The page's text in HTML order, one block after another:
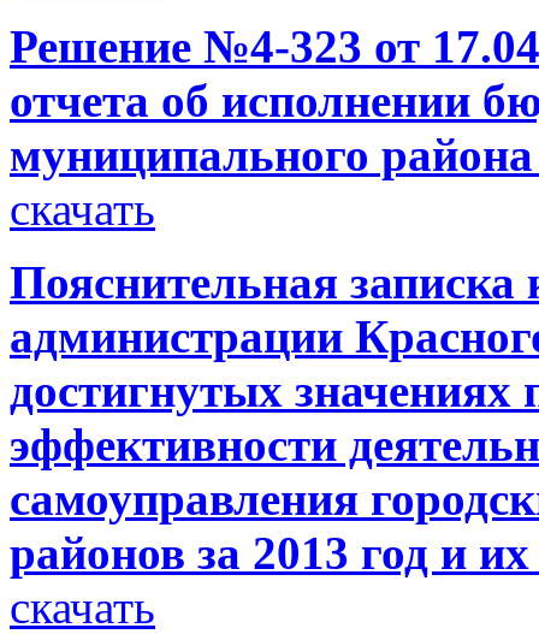
Решение №4-323 от
отчета об исполнении
муниципального района
скачать
Пояснительная записка
администрации
достигнутых значениях
эффективности
самоуправления
районов за 2013 год и
скачать